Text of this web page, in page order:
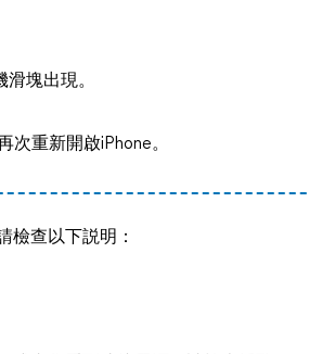
滑塊出現。
次重新開啟iPhone。
檢查以下説明：